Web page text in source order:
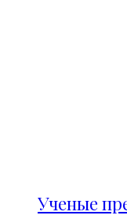
Ученые